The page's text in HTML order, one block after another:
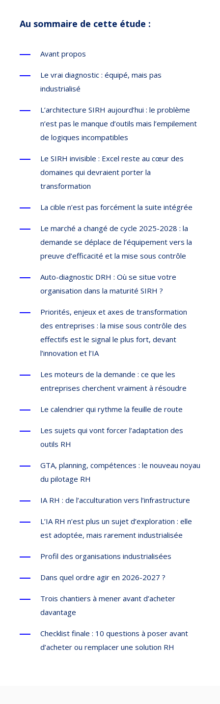
Au sommaire de cette étude :
Avant propos
Le vrai diagnostic : équipé, mais pas
industrialisé
L’architecture SIRH aujourd’hui : le problème
n’est pas le manque d’outils mais l’empilement
de logiques incompatibles
Le SIRH invisible : Excel reste au cœur des
domaines qui devraient porter la
transformation
La cible n’est pas forcément la suite intégrée
Le marché a changé de cycle 2025-2028 : la
demande se déplace de l’équipement vers la
preuve d’efficacité et la mise sous contrôle
Auto-diagnostic DRH : Où se situe votre
organisation dans la maturité SIRH ?
Priorités, enjeux et axes de transformation
des entreprises : la mise sous contrôle des
effectifs est le signal le plus fort, devant
l’innovation et l’IA
Les moteurs de la demande : ce que les
entreprises cherchent vraiment à résoudre
Le calendrier qui rythme la feuille de route
Les sujets qui vont forcer l’adaptation des
outils RH
GTA, planning, compétences : le nouveau noyau
du pilotage RH
IA RH : de l’acculturation vers l’infrastructure
L’IA RH n’est plus un sujet d’exploration : elle
est adoptée, mais rarement industrialisée
Profil des organisations industrialisées
Dans quel ordre agir en 2026-2027 ?
Trois chantiers à mener avant d’acheter
davantage
Checklist finale : 10 questions à poser avant
d’acheter ou remplacer une solution RH